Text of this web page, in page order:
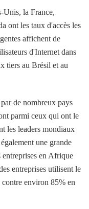
Unis, la France,
ont les taux d'accès les
affichent de
d'Internet dans
tiers au Brésil et au
de nombreux pays
parmi ceux qui ont le
les leaders mondiaux
une grande
en Afrique
entreprises utilisent le
environ 85% en